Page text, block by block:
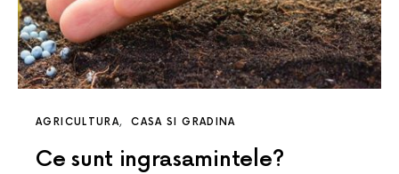
AGRICULTURA CASA SI GRADINA
Ce sunt ingrasamintele?